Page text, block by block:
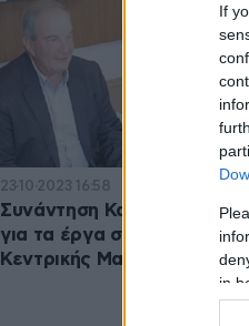
If
in
23·10·2023 16:58
Συνάντηση Καραμανλή –
για τα έργα στην
Κεντρικής Μακεδονίας